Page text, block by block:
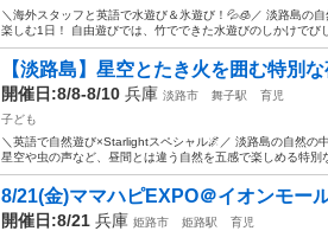
＼海外スタッフと英語で水遊び＆氷遊び！💦🧊／ 淡路島の
楽しむ1日！ 自由遊びでは、竹でできた水遊びのしかけでび
【淡路島】星空とたき火を囲む特別
開催日:8/8-8/10 兵庫 淡路市 舞子駅
育児
子ども
＼英語で自然遊び×Starlightスペシャル🌌／ 淡路島の自然の
星空や虫の声など、昼間とは違う自然を五感で楽しめる特別
8/21(金)ママハピEXPO＠イオンモー
開催日:8/21 兵庫 姫路市 姫路駅
育児